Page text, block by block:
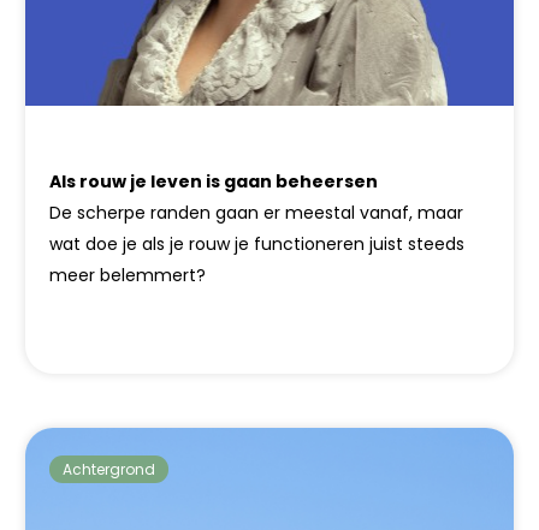
Als rouw je leven is gaan beheersen
De scherpe randen gaan er meestal vanaf, maar
wat doe je als je rouw je functioneren juist steeds
meer belemmert?
Achtergrond